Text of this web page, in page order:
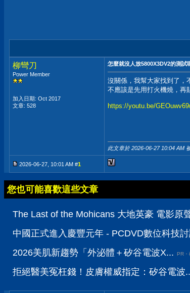
柳彎刀
Power Member
加入日期: Oct 2017
文章: 528
怎麼就沒人放5800X3DV2的測試
沒關係，我幫大家找到了，
不應該是先用打火機燒，再
https://youtu.be/
此文章於 2026-06-27 10:04 AM
2026-06-27, 10:01 AM #1
您也可能喜歡這些文章
The Last of the Mohicans 大地英豪 電影原
中國正式進入慶豐元年 - PCDVD數位科技
2026美肌新趨勢「外泌體＋矽谷電波X...
PR・
拒絕醫美冤枉錢！皮膚權威指定：矽谷電波